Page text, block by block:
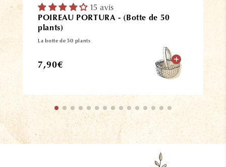
15 avis
POIREAU PORTURA - (Botte de 50
plants)
La botte de 50 plants
Prix
7,90€